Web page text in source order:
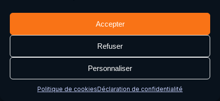
Accepter
Refuser
Personnaliser
Politique de cookiesDéclaration de confidentialité
Demander des informations